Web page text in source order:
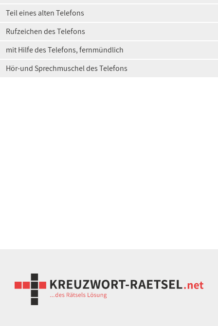
Teil eines alten Telefons
Rufzeichen des Telefons
mit Hilfe des Telefons, fernmündlich
Hör-und Sprechmuschel des Telefons